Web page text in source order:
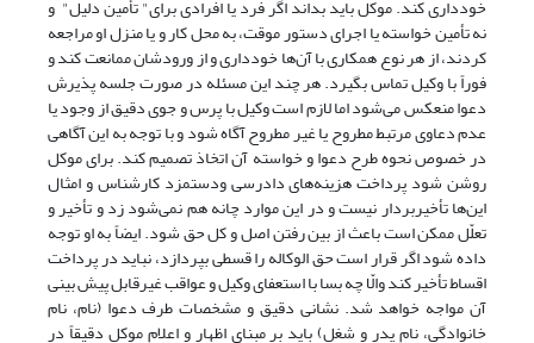
خودداری کند. موکل باید بداند اگر فرد یا افرادی برای" تأمین دلیل" و
نه تأمین خواسته یا اجرای دستور موقت، به محل کار و یا منزل او مراجعه
کردند، از هر نوع همکاری با آن‌ها خودداری و از ورودشان ممانعت کند و
فوراً با وکیل تماس بگیرد. هر چند این مسئله در صورت جلسه پذیرش
دعوا منعکس می‌شود اما لازم است وکیل با پرس و جوی دقیق از وجود یا
عدم دعاوی مرتبط مطروح یا غیر مطروح آگاه شود و با توجه به این آگاهی
در خصوص نحوه طرح دعوا و خواسته آن اتخاذ تصمیم کند. برای موکل
روشن شود پرداخت هزینه‌های دادرسی ودستمزد کارشناس و امثال
این‌ها تأخیربردار نیست و در این موارد چانه هم نمی‌شود زد و تأخیر و
تعلّل ممکن است باعث از بین رفتن اصل و کل حق شود. ایضاً به او توجه
داده شود اگر قرار است حق الوکاله را قسطی بپردازد، نباید در پرداخت
اقساط تأخیر کند والّا چه بسا با استعفای وکیل و عواقب غیرقابل پیش بینی
آن مواجه خواهد شد. نشانی دقیق و مشخصات طرف دعوا (نام، نام
خانوادگی، نام پدر و شغل) باید بر مبنای اظهار و اعلام موکل دقیقاً در